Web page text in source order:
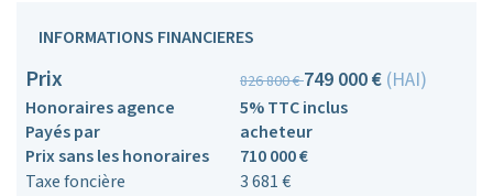
INFORMATIONS FINANCIERES
Prix 826 800 €749 000 € (HAI)
Honoraires agence
5% TTC inclus
Payés par
acheteur
Prix sans les honoraires
710 000 €
Taxe foncière
3 681 €